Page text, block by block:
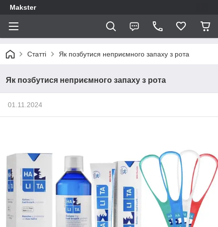
Makster
Статті Як позбутися неприємного запаху з рота
Як позбутися неприємного запаху з рота
01.11.2024